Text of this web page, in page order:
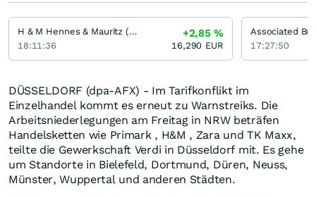
DÜSSELDORF (dpa-AFX) - Im Tarifkonflikt im
Einzelhandel kommt es erneut zu Warnstreiks. Die
Arbeitsniederlegungen am Freitag in NRW beträfen
Handelsketten wie Primark , H&M , Zara und TK Maxx,
teilte die Gewerkschaft Verdi in Düsseldorf mit. Es gehe
um Standorte in Bielefeld, Dortmund, Düren, Neuss,
Münster, Wuppertal und anderen Städten.
H & M Hennes & Mauritz (B)
18:11:36
+2,85%
16,290 EUR
Associated
17:27:50